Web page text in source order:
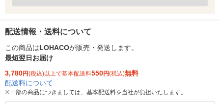
配送情報・送料について
この商品はLOHACOが販売・発送します。
最短翌日お届け
3,780円(税込)以上で基本配送料550円(税込)無料
配送料について
※一部の商品につきましては、基本配送料を当社が負担いたします。